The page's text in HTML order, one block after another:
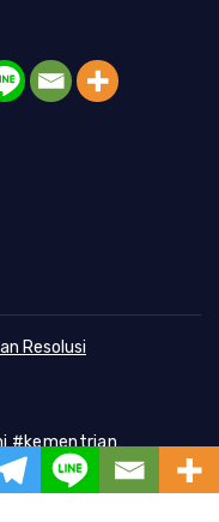
Resolusi
#kementrian